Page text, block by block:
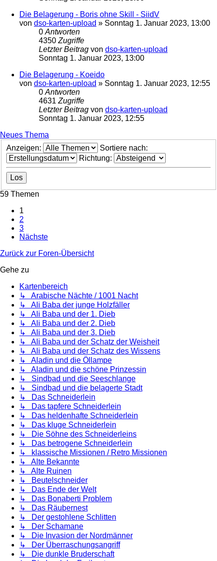
Die Belagerung - Boris ohne Skill - SiidV
von dso-karten-upload » Sonntag 1. Januar 2023, 13:00
0Antworten
4350Zugriffe
Letzter Beitrag von dso-karten-upload
Sonntag 1. Januar 2023, 13:00
Die Belagerung - Koeido
von dso-karten-upload » Sonntag 1. Januar 2023, 12:55
0Antworten
4631Zugriffe
Letzter Beitrag von dso-karten-upload
Sonntag 1. Januar 2023, 12:55
Neues Thema
Anzeigen:
Sortiere nach:
Richtung:
59 Themen
1
2
3
Nächste
Zurück zur Foren-Übersicht
Gehe zu
Kartenbereich
↳ Arabische Nächte / 1001 Nacht
↳ Ali Baba der junge Holzfäller
↳ Ali Baba und der 1. Dieb
↳ Ali Baba und der 2. Dieb
↳ Ali Baba und der 3. Dieb
↳ Ali Baba und der Schatz der Weisheit
↳ Ali Baba und der Schatz des Wissens
↳ Aladin und die Öllampe
↳ Aladin und die schöne Prinzessin
↳ Sindbad und die Seeschlange
↳ Sindbad und die belagerte Stadt
↳ Das Schneiderlein
↳ Das tapfere Schneiderlein
↳ Das heldenhafte Schneiderlein
↳ Das kluge Schneiderlein
↳ Die Söhne des Schneiderleins
↳ Das betrogene Schneiderlein
↳ klassische Missionen / Retro Missionen
↳ Alte Bekannte
↳ Alte Ruinen
↳ Beutelschneider
↳ Das Ende der Welt
↳ Das Bonaberti Problem
↳ Das Räubernest
↳ Der gestohlene Schlitten
↳ Der Schamane
↳ Die Invasion der Nordmänner
↳ Der Überraschungsangriff
↳ Die dunkle Bruderschaft